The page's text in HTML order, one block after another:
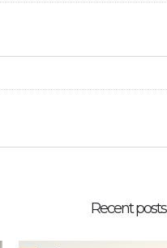
Recent posts